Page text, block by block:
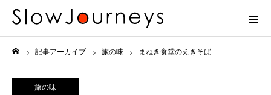
記事アーカイブ 旅の味 まねき食堂のえきそば
旅の味